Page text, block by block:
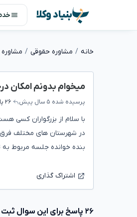
بنیاد وکلا
خانه مشاوره حقوقی
میخوام بدونم امکان
پرسیده شده ۵ سال پیش ۲۶ پاسخ
با سلام از بزرگواران کسی
در شهرستان های مختلف فرق
بنده خوانده جلسه مربوط
اشتراک گذاری
۲۶ پاسخ برای این سوال ثبت شده